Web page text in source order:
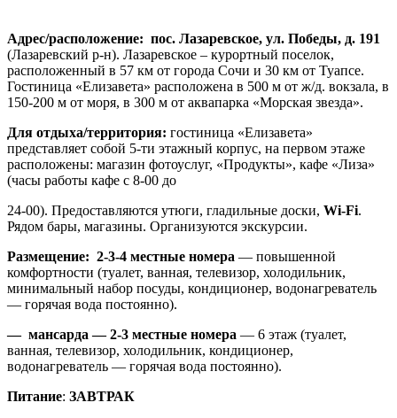
Адрес/расположение: пос. Лазаревское, ул. Победы, д. 191
(Лазаревский р-н). Лазаревское – курортный поселок,
расположенный в 57 км от города Сочи и 30 км от Туапсе.
Гостиница «Елизавета» расположена в 500 м от ж/д. вокзала, в
150-200 м от моря, в 300 м от аквапарка «Морская звезда».
Для отдыха/территория: гостиница «Елизавета»
представляет собой 5-ти этажный корпус, на первом этаже
расположены: магазин фотоуслуг, «Продукты», кафе «Лиза»
(часы работы кафе с 8-00 до
24-00). Предоставляются утюги, гладильные доски, Wi-Fi.
Рядом бары, магазины. Организуются экскурсии.
Размещение: 2-3-4 местные номера — повышенной
комфортности (туалет, ванная, телевизор, холодильник,
минимальный набор посуды, кондиционер, водонагреватель
— горячая вода постоянно).
— мансарда — 2-3 местные номера — 6 этаж (туалет,
ванная, телевизор, холодильник, кондиционер,
водонагреватель — горячая вода постоянно).
Питание: ЗАВТРАК